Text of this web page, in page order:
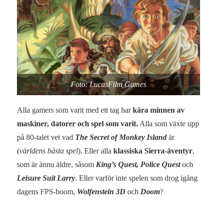
Foto: LucasFilm Games
Alla gamers som varit med ett tag harkära minnen av
maskiner, datorer och spel som varit. Alla som växte upp
på 80-talet vet vad The Secret of Monkey Island är
(världens bästa spel). Eller alla klassiska Sierra-äventyr,
som är ännu äldre, såsom King’s Quest, Police Questoch
Leisure Suit Larry. Eller varför inte spelen som drog igång
dagens FPS-boom, Wolfenstein 3D och Doom?